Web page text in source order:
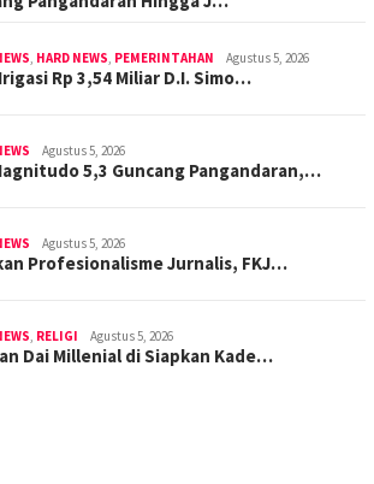
, HARD NEWS, PEMERINTAHAN Agustus 5, 2026
Rp 3,54 Miliar D.I. Simo…
Agustus 5, 2026
5,3 Guncang Pangandaran,…
Agustus 5, 2026
Profesionalisme Jurnalis, FKJ…
, RELIGI Agustus 5, 2026
Dai Millenial di Siapkan Kade…